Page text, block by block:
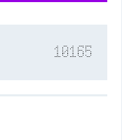
10165